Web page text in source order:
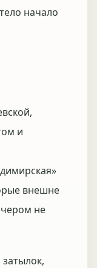
начало
и
внешне
не